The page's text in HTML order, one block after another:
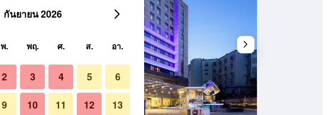
กันยายน 2026
พ. พฤ. ศ. ส. อา.
2 3 4 5 6
9 10 11 12 13